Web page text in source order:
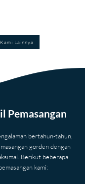
Lainnya
Pemasangan
bertahun-tahun,
gorden dengan
Berikut beberapa
kami: